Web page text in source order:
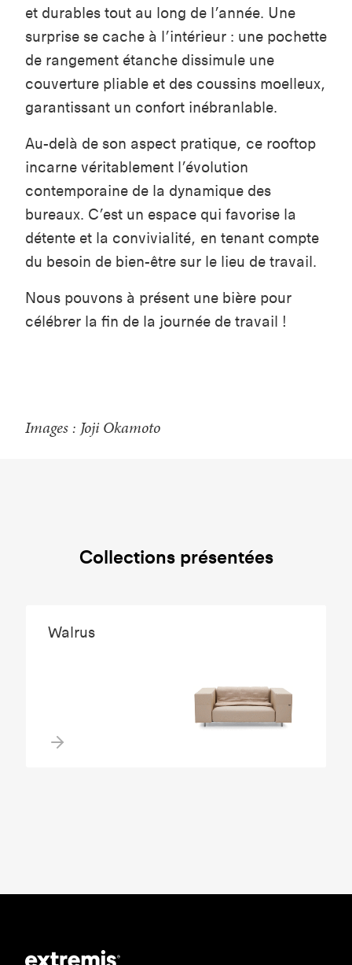
et durables tout au long de l’année. Une
surprise se cache à l’intérieur : une pochette
de rangement étanche dissimule une
couverture pliable et des coussins moelleux,
garantissant un confort inébranlable.
Au-delà de son aspect pratique, ce rooftop
incarne véritablement l’évolution
contemporaine de la dynamique des
bureaux. C’est un espace qui favorise la
détente et la convivialité, en tenant compte
du besoin de bien-être sur le lieu de travail.
Nous pouvons à présent une bière pour
célébrer la fin de la journée de travail !
Images : Joji Okamoto
Collections présentées
Walrus